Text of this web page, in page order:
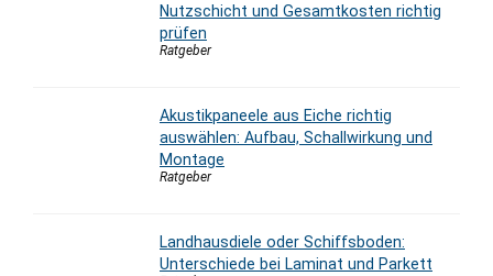
Nutzschicht und Gesamtkosten richtig
prüfen
Ratgeber
Akustikpaneele aus Eiche richtig
auswählen: Aufbau, Schallwirkung und
Montage
Ratgeber
Landhausdiele oder Schiffsboden:
Unterschiede bei Laminat und Parkett